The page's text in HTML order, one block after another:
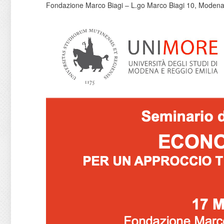
Fondazione Marco Biagi – L.go Marco Biagi 10, Modena